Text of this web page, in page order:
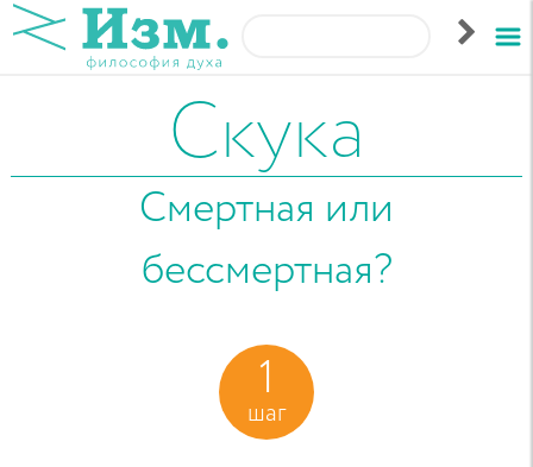
Скука
Смертная или
бессмертная?
1
шаг